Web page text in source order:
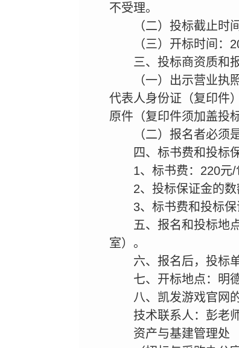
不受理。
（二）投标截止时
（三）开标时间：
三、投标商资质和
（一）出示营业
代表人身份证（复印件
原件（复印件须加盖投
（二）报名者必须
四、标书费和投标
1、标书费：220元/
2、投标保证金的
3、标书费和投标保
五、报名和投标地
室）。
六、报名后，投标
七、开标地点：明
八、凯发游戏官网
技术联系人：彭老
资产与基建管理处